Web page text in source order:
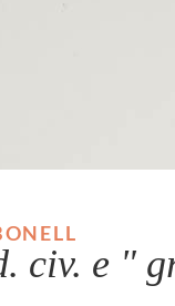
civ. e "